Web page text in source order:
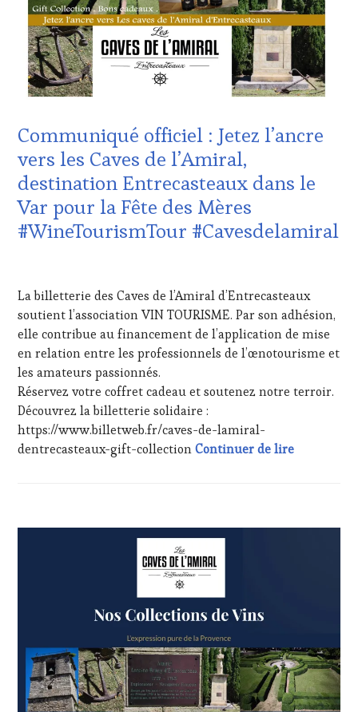
TOUR
MOVIE,
WINETASTINGVOUCHER.COM
CLUB
WINE
TASTING
VOUCHER,
CÔTES-
CULTURAL
DOMAINE
VITICOLE,
ADHÉRENT,
VIN
TOURISME,
DU
VIN
ET
LA
HAUTE
GASTRONOMIE
FRANÇAISE,
FAMOUS
HOST
GUEST,
OENOTOURISME,
PARTENAIRES
VIN
TOURISME,
Communiqué officiel : Jetez l’ancre
vers les Caves de l’Amiral,
destination Entrecasteaux dans le
Var pour la Fête des Mères
#WineTourismTour #Cavesdelamiral
2026
La billetterie des Caves de l’Amiral d’Entrecasteaux
soutient l’association VIN TOURISME. Par son adhésion,
elle contribue au financement de l’application de mise
en relation entre les professionnels de l’œnotourisme et
les amateurs passionnés.
Réservez votre coffret cadeau et soutenez notre terroir.
Découvrez la billetterie solidaire :
https://www.billetweb.fr/caves-de-lamiral-
dentrecasteaux-gift-collectionContinuer de lire
ADHÉRENT,
VIN
TOURISME,
EDITION